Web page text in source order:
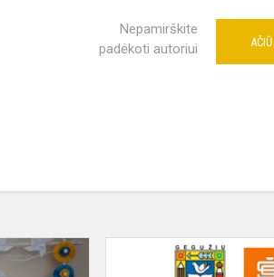
Nepamirškite
padėkoti autoriui
AČIŪ